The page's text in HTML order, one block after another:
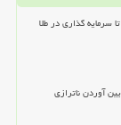
سرمایه گذاری در طلا
آوردن ناترازی